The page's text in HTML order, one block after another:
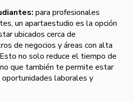
para profesionales
un apartaestudio es la opción
ubicados cerca de
de negocios y áreas con alta
no solo reduce el tiempo de
que también te permite estar
laborales y